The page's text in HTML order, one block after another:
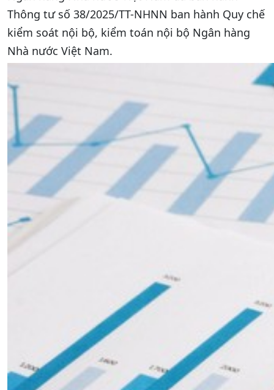
Thông tư số 38/2025/TT-NHNN ban hành Quy chế
kiểm soát nội bộ, kiểm toán nội bộ Ngân hàng
Nhà nước Việt Nam.